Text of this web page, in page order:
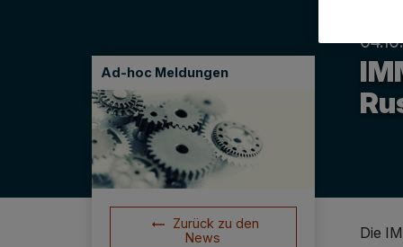
Ad-hoc Meldungen
Zurück zu den
News
Die